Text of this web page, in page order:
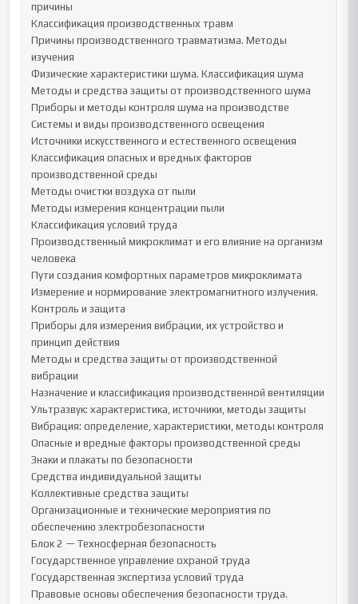
причины
Классификация производственных травм
Причины производственного травматизма. Методы
изучения
Физические характеристики шума. Классификация шума
Методы и средства защиты от производственного шума
Приборы и методы контроля шума на производстве
Системы и виды производственного освещения
Источники искусственного и естественного освещения
Классификация опасных и вредных факторов
производственной среды
Методы очистки воздуха от пыли
Методы измерения концентрации пыли
Классификация условий труда
Производственный микроклимат и его влияние на организм
человека
Пути создания комфортных параметров микроклимата
Измерение и нормирование электромагнитного излучения.
Контроль и защита
Приборы для измерения вибрации, их устройство и
принцип действия
Методы и средства защиты от производственной
вибрации
Назначение и классификация производственной вентиляции
Ультразвук: характеристика, источники, методы защиты
Вибрация: определение, характеристики, методы контроля
Опасные и вредные факторы производственной среды
Знаки и плакаты по безопасности
Средства индивидуальной защиты
Коллективные средства защиты
Организационные и технические мероприятия по
обеспечению электробезопасности
Блок 2 — Техносферная безопасность
Государственное управление охраной труда
Государственная экспертиза условий труда
Правовые основы обеспечения безопасности труда.